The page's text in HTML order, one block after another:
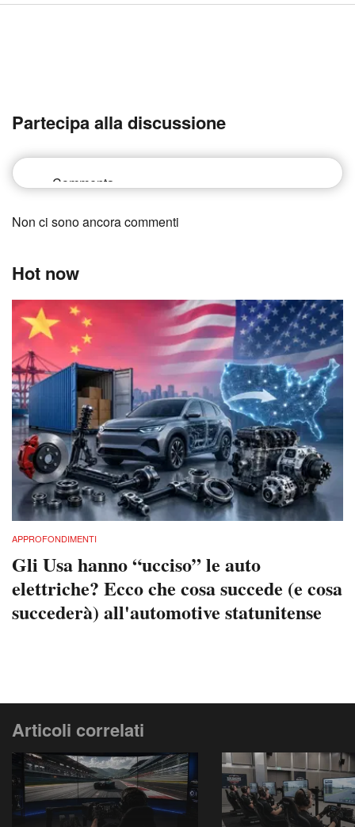
Partecipa alla discussione
Non ci sono ancora commenti
Hot now
APPROFONDIMENTI
Gli Usa hanno “ucciso” le auto
elettriche? Ecco che cosa succede (e cosa
succederà) all'automotive statunitense
Articoli correlati